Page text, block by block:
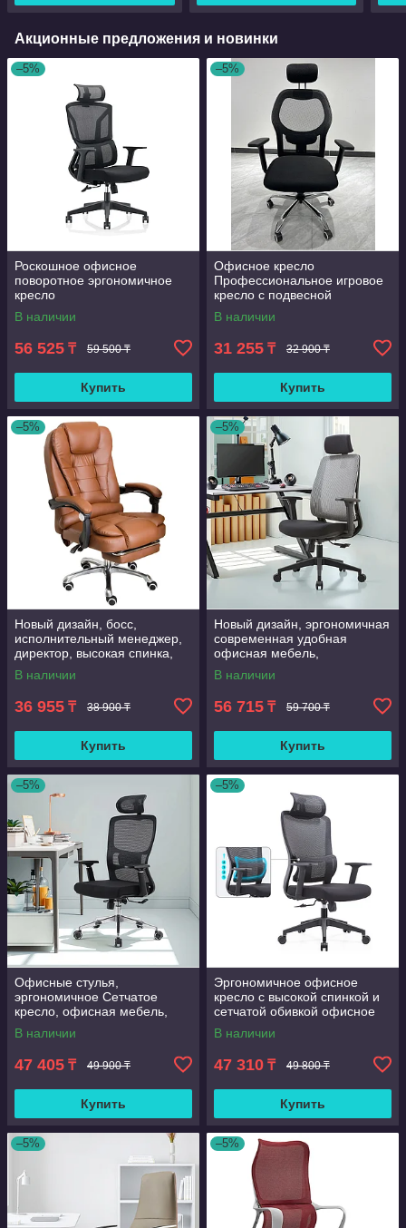
Акционные предложения и новинки
–5%
Роскошное офисное
поворотное эргономичное
кресло
В наличии
56 525 ₸ 59 500 ₸
Купить
–5%
Офисное кресло
Профессиональное игровое
кресло с подвесной
поясничной поддержкой,
бесшумные Полиуретановые
ролики, хит продаж
В наличии
31 255 ₸ 32 900 ₸
Купить
–5%
Новый дизайн, босс,
исполнительный менеджер,
директор, высокая спинка,
искусственная кожа, большой
поворотный
В наличии
36 955 ₸ 38 900 ₸
Купить
–5%
Новый дизайн, эргономичная
современная удобная
офисная мебель,
вращающееся Сетчатое
кресло, sillas de oficina
В наличии
56 715 ₸ 59 700 ₸
Купить
–5%
Офисные стулья,
эргономичное Сетчатое
кресло, офисная мебель,
компьютерное кресло
В наличии
47 405 ₸ 49 900 ₸
Купить
–5%
Эргономичное офисное
кресло с высокой спинкой и
сетчатой обивкой офисное
кресло с регулируемой
поясничной поддержкой д
В наличии
47 310 ₸ 49 800 ₸
Купить
–5% –5%